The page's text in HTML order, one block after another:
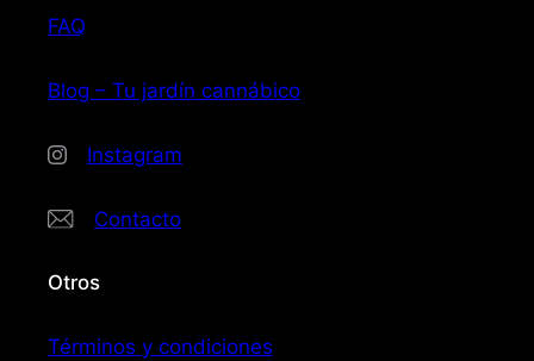
FAQ
Blog – Tu jardín cannábico
Instagram
Contacto
Otros
Términos y condiciones